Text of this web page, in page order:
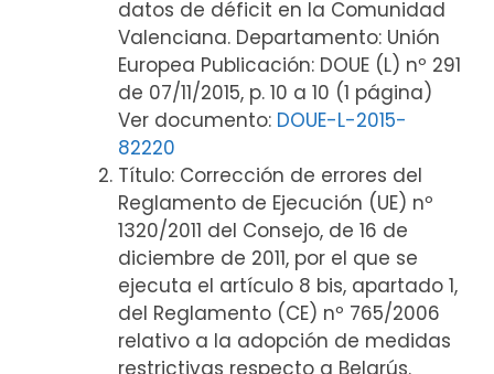
datos de déficit en la Comunidad
Valenciana. Departamento: Unión
Europea Publicación: DOUE (L) nº 291
de 07/11/2015, p. 10 a 10 (1 página)
Ver documento: DOUE-L-2015-
82220
Título: Corrección de errores del
Reglamento de Ejecución (UE) nº
1320/2011 del Consejo, de 16 de
diciembre de 2011, por el que se
ejecuta el artículo 8 bis, apartado 1,
del Reglamento (CE) nº 765/2006
relativo a la adopción de medidas
restrictivas respecto a Belarús.